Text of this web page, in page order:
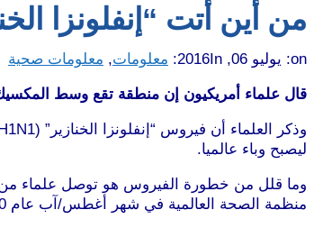
من أين أتت “إنفلونزا
on: يوليو 06, 2016 In: معلومات, معلومات صحية
قال علماء أمريكيون إن منطقة تقع وسط المكسيك كانت المنشأ الأول
ليصبح وباء عالميا.
منظمة الصحة العالمية في شهر أغطس/آب عام 2010 القضاء على الفيروس”H1N1” بشكل كامل.